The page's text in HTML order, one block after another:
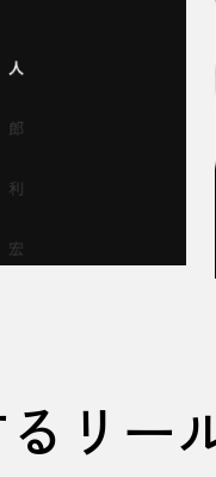
リー